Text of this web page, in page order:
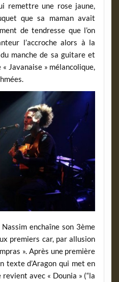
remettre une rose jaune,
que sa maman avait
de tendresse que l’on
l’accroche alors à la
manche de sa guitare et
Javanaise » mélancolique,
enchaîne son 3ème
premiers car, par allusion
». Après une première
texte d’Aragon qui met en
revient avec « Dounia » (“la